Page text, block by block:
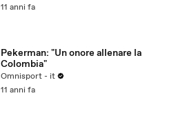
11 anni fa
Pekerman: "Un onore allenare la
Colombia"
Omnisport - it
11 anni fa